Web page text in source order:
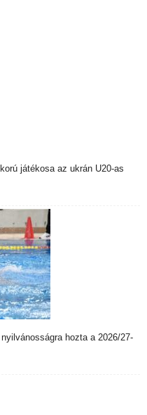
játékosa az ukrán U20-as
hozta a 2026/27-